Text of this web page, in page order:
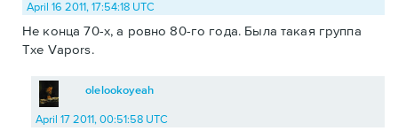
April 16 2011, 17:54:18 UTC
Не конца 70-х, а ровно 80-го года. Была такая группа
Тхе Vapors.
olelookoyeah
April 17 2011, 00:51:58 UTC